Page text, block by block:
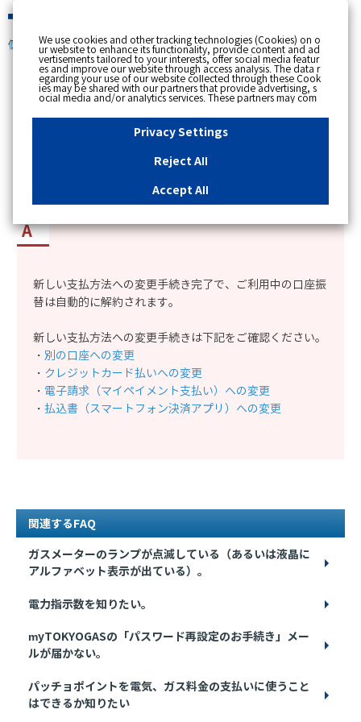
個人のお客さま
[ トップへ戻る ]
カテゴリー表示
更新日時 : 2024/11/01 15:18
新しい支払方法への変更手続き完了で、ご利用中の口座振
替は自動的に解約されます。
新しい支払方法への変更手続きは下記をご確認ください。
・ 別の口座への変更
・ クレジットカード払いへの変更
・ 電子請求（マイペイメント支払い）への変更
・ 払込書（スマートフォン決済アプリ）への変更
関連するFAQ
ガスメーターのランプが点滅している（あるいは液晶に
アルファベット表示が出ている）。
電力指示数を知りたい。
myTOKYOGASの「パスワード再設定のお手続き」メー
ルが届かない。
パッチョポイントを電気、ガス料金の支払いに使うこと
はできるか知りたい
We use cookies and other tracking technologies (Cookies) on o
ur website to enhance its functionality, provide content and ad
vertisements tailored to your interests, offer social media featur
es and improve our website through access analysis. The data r
egarding your use of our website collected through these Cook
ies may be shared with our partners that provide advertising, s
ocial media and/or analytics services. These partners may com
bine the data shared by us with other data that you have provi
ded to them or that they have collected from your use of their s
ervices or other websites to analyse and optimise advertisemen
ts delivered to you by businesses other than us on the internet.
essary Cookies, please click "Reject All". If you agree to the use
of all Cookies, please click "Accept All". To select your preferen
u can change your consent or rejection settings at any time by c
"Privacy Settings"button on this banner or through y
our browser's "Settings". For more information regarding the pr
site, please refer to the link below.Cookies DetailsPrivacy Polic
y
Privacy Settings
Reject All
Accept All